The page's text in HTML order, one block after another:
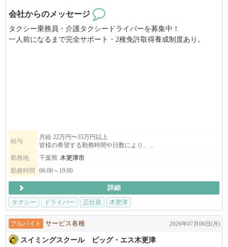
会社からのメッセージ
タクシー乗務員・介護タクシードライバーを募集中！
一人前になるまで完全サポート・2種免許取得養成制度あり。
入社祝金などの給与保障制度も充実しています。
京成タクシーかずさでは、未経験者の方でも安心して働ける環境
が整っています。
働く上で、不安に思うことに「道がわからない」や「お客様の対
応がわからない」などがありますが
会社説明会は木更津・袖ケ浦・館山等でも随時開催中！ ※公民
給与
月給 22万円〜35万円以上
皆様の希望する勤務時間や日数により、...
勤務地
千葉県 木更津市
勤務時間
06:00～19:00
詳細
タクシー
ドライバー 正社員 木更津
アルバイト サービス各種 2026年07月06日(月)
スイミングスクール ビッグ・エス木更津